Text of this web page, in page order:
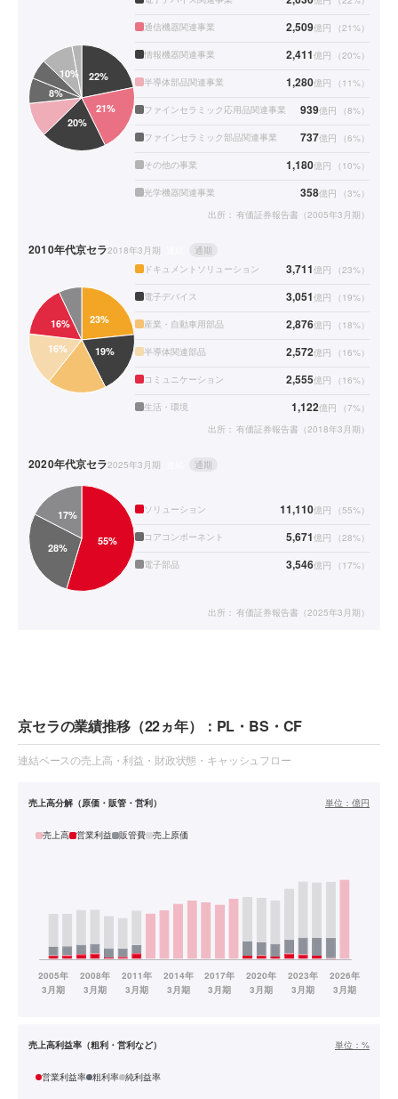
通信機器関連事業 2,509億円 （21%）
情報機器関連事業 2,411億円 （20%）
半導体部品関連事業 1,280億円 （ 11%）
ファインセラミック応用品関連事業 939億円 （8%）
ファインセラミック部品関連事業 737億円 （6%）
その他の事業 1,180億円 （ 10%）
光学機器関連事業 358億円 （3%）
出所： 有価証券報告書（2005年3月期）
2010年代京セラ2018年3月期
通期
ドキュメントソリューション
3,711億円 （23%）
電子デバイス 3,051億円 （ 19%）
産業・自動車用部品 2,876億円 （ 18%）
半導体関連部品 2,572億円 （ 16%）
コミュニケーション 2,555億円 （ 16%）
生活・環境 1,122億円 （7%）
出所： 有価証券報告書（2018年3月期）
2020年代京セラ2025年3月期 通期
ソリューション 11,110億円 （55%）
コアコンポーネント 5,671億円 （28%）
電子部品 3,546億円 （ 17%）
出所： 有価証券報告書（2025年3月期）
京セラの業績推移（22ヵ年）：PL・BS・CF
連結ベースの売上高・利益・財政状態・キャッシュフロー
売上高分解（原価・販管・営利） 単位： 億円
売上高 営業利益 販管費 売上原価
売上高利益率（粗利・営利など） 単位： %
営業利益率 粗利率 純利益率